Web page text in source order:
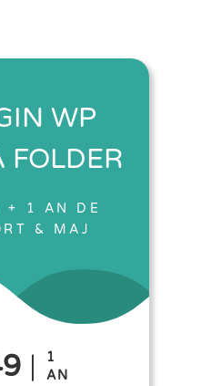
WP
FOLDER
+ 1 AN DE
& MAJ
1
AN